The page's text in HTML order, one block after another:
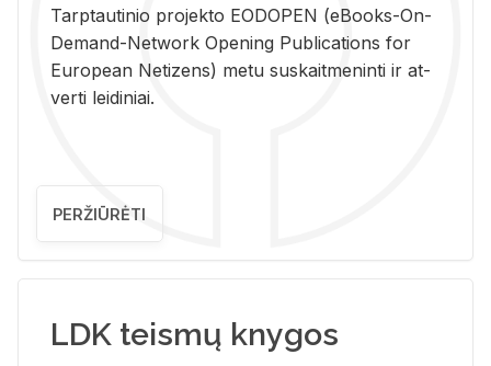
Tarp­tau­ti­nio pro­jek­to EO­DO­PEN (eBo­oks-On-
De­mand-Ne­twork Ope­ning Pub­li­ca­tions for
Eu­ro­pe­an Ne­ti­zens) metu su­skait­me­nin­ti ir at­
ver­ti lei­di­niai.
PERŽIŪRĖTI
LDK teismų knygos